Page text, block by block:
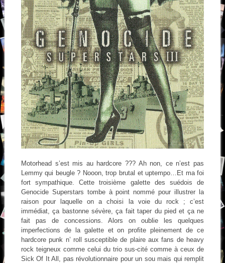
Motorhead s’est mis au hardcore ??? Ah non, ce n’est pas
Lemmy qui beugle ? Nooon, trop brutal et uptempo…Et ma foi
fort sympathique. Cette troisième galette des suédois de
Genocide Superstars tombe à point nommé pour illustrer la
raison pour laquelle on a choisi la voie du rock ; c’est
immédiat, ça bastonne sévère, ça fait taper du pied et ça ne
fait pas de concessions. Alors on oublie les quelques
imperfections de la galette et on profite pleinement de ce
hardcore punk n’ roll susceptible de plaire aux fans de heavy
rock teigneux comme celui du trio sus-cité comme à ceux de
Sick Of It All, pas révolutionnaire pour un sou mais qui remplit